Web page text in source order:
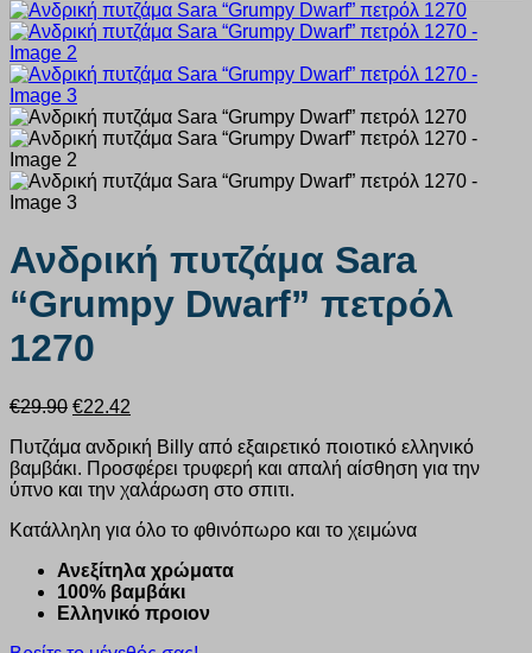
Ανδρική πυτζάμα Sara
“Grumpy Dwarf” πετρόλ
1270
€29.90 Original
was:
€29.90.
€22.42
τιμή
είναι:
€22.42.
Πυτζάμα ανδρική Billy από εξαιρετικό ποιοτικό ελληνικό
βαμβάκι. Προσφέρει τρυφερή και απαλή αίσθηση για την
ύπνο και την χαλάρωση στο σπιτι.
Κατάλληλη για όλο το φθινόπωρο και το χειμώνα
Ανεξίτηλα χρώματα
100% βαμβάκι
Ελληνικό προιον